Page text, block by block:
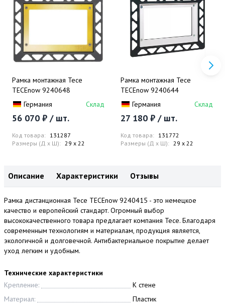
Рамка монтажная Tece
TECEnow 9240648
Германия
Склад
56 070 ₽ / шт.
Код товара: 131287
Размеры (Д x Ш): 29 x 22
Рамка монтажная Tece
TECEnow 9240644
Германия
Склад
27 180 ₽ / шт.
Код товара: 131772
Размеры (Д x Ш): 29 x 22
Описание Характеристики Отзывы
Рамка дистанционная Tece TECEnow 9240415 - это немецкое
качество и европейский стандарт. Огромный выбор
высококачественного товара предлагает компания Tece. Благодаря
современным технологиям и материалам, продукция является,
экологичной и долговечной. Антибактериальное покрытие делает
уход легким и удобным.
Технические характеристики
Крепление:
К стене
Материал:
Пластик